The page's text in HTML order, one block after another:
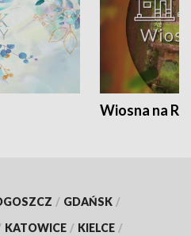
Wiosna na
/ GDAŃSK /
KATOWICE / KIELCE /